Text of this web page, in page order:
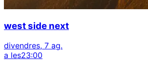
west side next
divendres, 7 ag.
a les23:00